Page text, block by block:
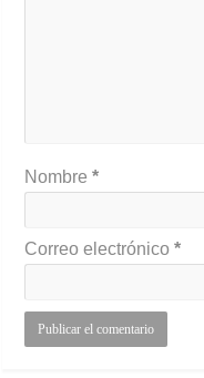
Nombre*
Correo electrónico*